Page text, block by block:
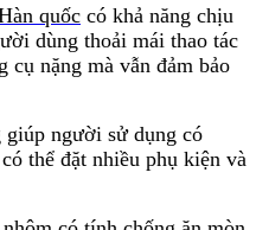
quốc có khả năng chịu
dùng thoải mái thao tác
cụ nặng mà vẫn đảm bảo
người sử dụng có
thể đặt nhiều phụ kiện và